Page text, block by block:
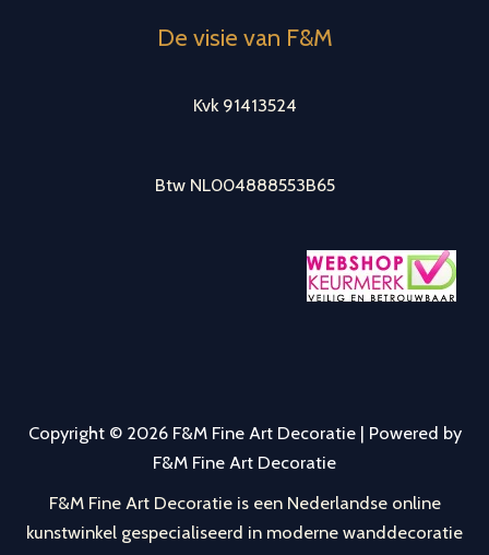
De visie van F&M
Kvk 91413524
Btw NL004888553B65
Copyright © 2026 F&M Fine Art Decoratie | Powered by
F&M Fine Art Decoratie
F&M Fine Art Decoratie is een Nederlandse online
kunstwinkel gespecialiseerd in moderne wanddecoratie